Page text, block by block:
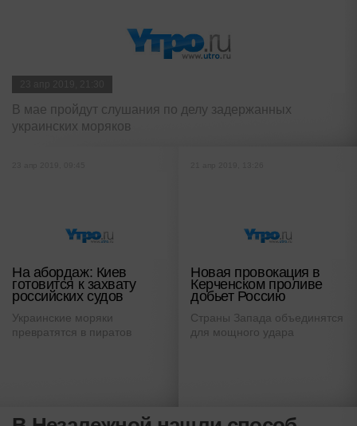
В мае пройдут слушания по делу задержанных
украинских моряков
На абордаж: Киев
готовится к захвату
российских судов
Украинские моряки
превратятся в пиратов
Новая провокация в
Керченском проливе
добьет Россию
Страны Запада объединятся
для мощного удара